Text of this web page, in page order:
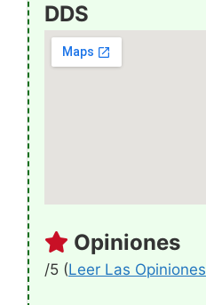
DDS
Opiniones
/5 (Leer Las Opiniones